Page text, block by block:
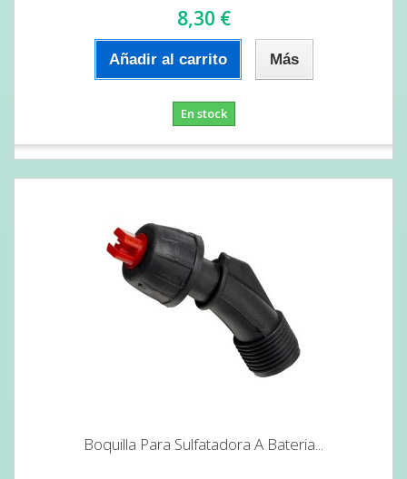
8,30 €
Añadir al carrito Más
En stock
Boquilla Para Sulfatadora A Bateria...